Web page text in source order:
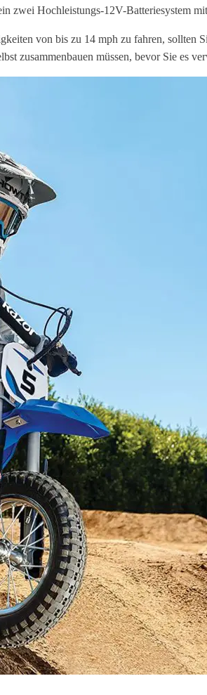
zwei Hochleistungs-12V-Batteriesystem
von bis zu 14 mph zu fahren,
zusammenbauen müssen, bevor Sie es